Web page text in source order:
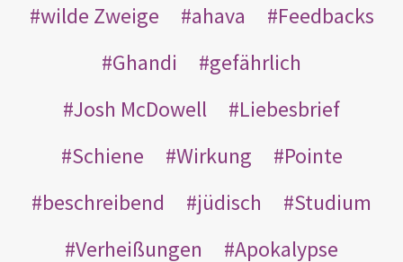
wilde Zweige
ahava
Feedbacks
Ghandi
gefährlich
Josh McDowell
Liebesbrief
Schiene
Wirkung
Pointe
beschreibend
jüdisch
Studium
Verheißungen
Apokalypse